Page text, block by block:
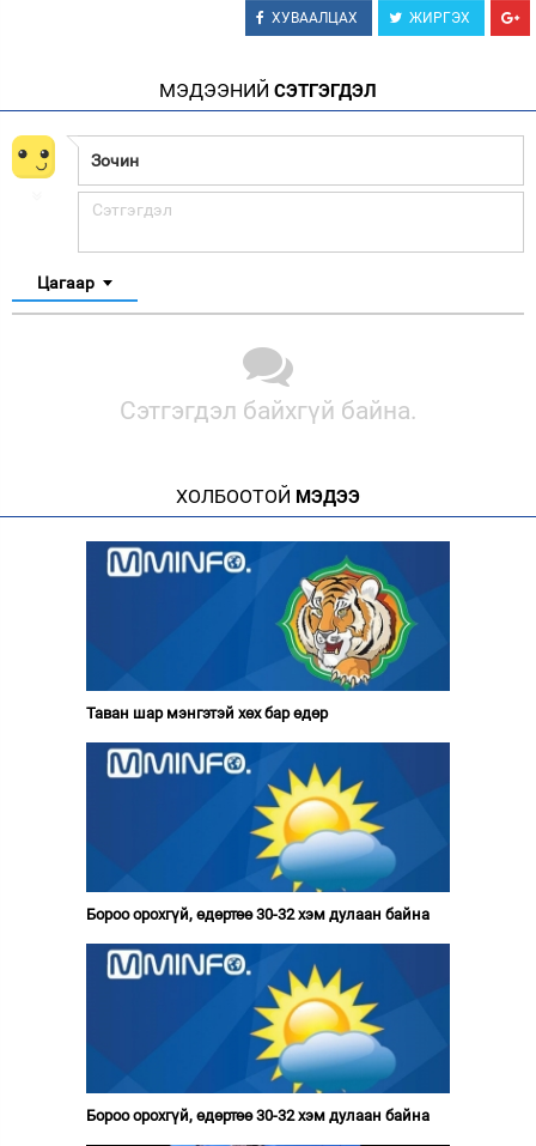
ХУВААЛЦАХ ЖИРГЭХ
МЭДЭЭНИЙ СЭТГЭГДЭЛ
Цагаар
Сэтгэгдэл байхгүй байна.
ХОЛБООТОЙ МЭДЭЭ
Таван шар мэнгэтэй хөх бар өдөр
Бороо орохгүй, өдөртөө 30-32 хэм дулаан байна
Бороо орохгүй, өдөртөө 30-32 хэм дулаан байна